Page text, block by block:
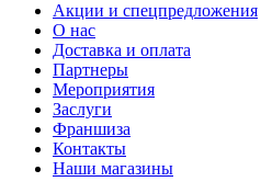
Акции и спецпредложения
О нас
Доставка и оплата
Партнеры
Мероприятия
Заслуги
Франшиза
Контакты
Наши магазины